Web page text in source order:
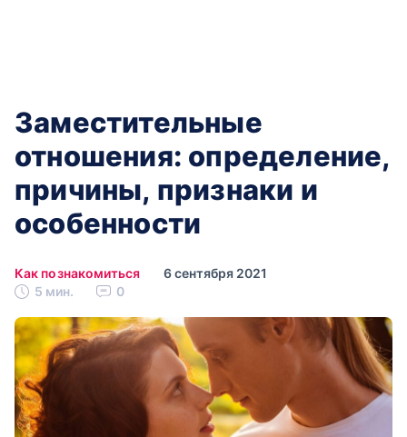
Заместительные
отношения: определение,
причины, признаки и
особенности
Как познакомиться
6 сентября 2021
5 мин.
0